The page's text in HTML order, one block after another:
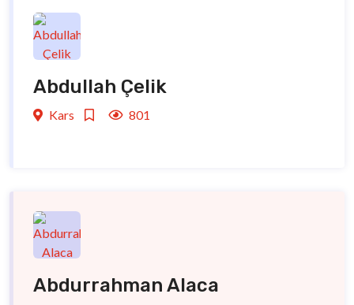
Abdullah Çelik
Kars 801
Abdurrahman Alaca